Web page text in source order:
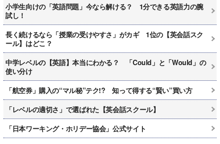
小学生向けの「英語問題」今なら解ける？ 1分できる英語力の腕
試し！
長く続けるなら「授業の受けやすさ」がカギ 1位の【英会話スク
ール】はどこ？
中学レベルの【英語】本当にわかる？ 「Could」と「Would」の
使い分け
「航空券」購入の“マル秘”テク!? 知って得する“賢い”買い方
「レベルの適切さ」で選ばれた【英会話スクール】
「日本ワーキング・ホリデー協会」公式サイト